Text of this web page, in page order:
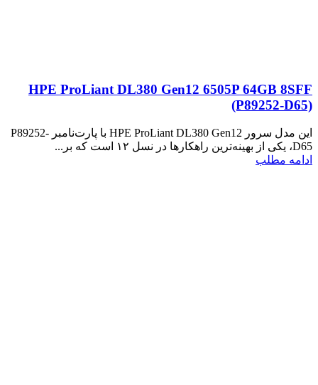
HPE ProLiant DL380 Gen12 6505P 64GB 8SFF
(P89252‑D65)
این مدل سرور HPE ProLiant DL380 Gen12 با پارت‌نامبر P89252-
D65، یکی از بهینه‌ترین راهکارها در نسل ۱۲ است که بر...
ادامه مطلب